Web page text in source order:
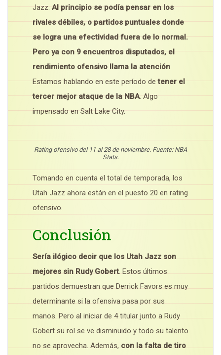
Jazz. Al principio se podía pensar en los
rivales débiles, o partidos puntuales donde
se logra una efectividad fuera de lo normal.
Pero ya con 9 encuentros disputados, el
rendimiento ofensivo llama la atención.
Estamos hablando en este período detener el
tercer mejor ataque de la NBA. Algo
impensado en Salt Lake City.
Rating ofensivo del 11 al 28 de noviembre. Fuente: NBA
Stats.
Tomando en cuenta el total de temporada, los
Utah Jazz ahora están en el puesto 20 en rating
ofensivo.
Conclusión
Sería ilógico decir que los Utah Jazz son
mejores sin Rudy Gobert. Estos últimos
partidos demuestran que Derrick Favors es muy
determinante si la ofensiva pasa por sus
manos. Pero al iniciar de 4 titular junto a Rudy
Gobert su rol se ve disminuido y todo su talento
no se aprovecha. Además, con la falta de tiro